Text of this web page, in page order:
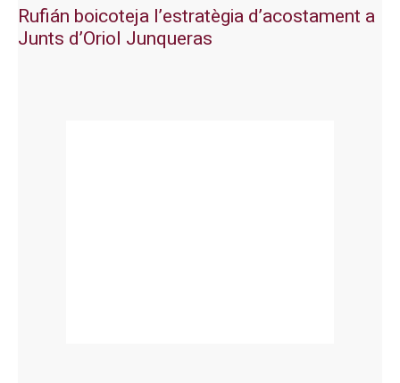
Rufián boicoteja l’estratègia d’acostament a
Junts d’Oriol Junqueras